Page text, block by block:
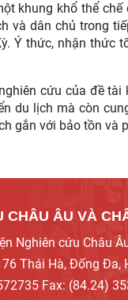
khung khổ thể
và dân chủ trong
Ý thức, nhận thức
cứu của đề
du lịch mà còn
gắn với bảo tồn và
CHÂU ÂU VÀ
Nghiên cứu Châu
Thái Hà, Đống Đa,
Fax: (84.24)